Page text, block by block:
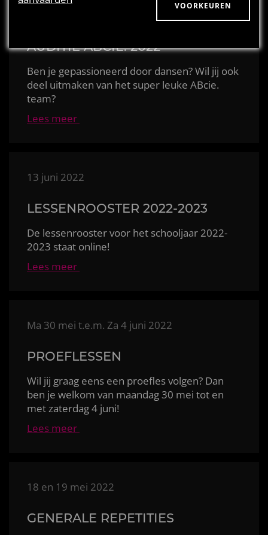
AUDITIE ABCIE. 2022
Ben je gepassioneerd door dansen? Wil jij ook
deel uitmaken van het super leuke ABcie.
team?
Lees meer
13 juni 2022
LESSENROOSTER 2022-2023
De lessenrooster voor het schooljaar 2022-
2023 staat online!
Lees meer
Ma 30 mei t.e.m. Za 4 juni 2022
PROEFLESSEN
Wil jij graag eens een proefles volgen? Dan
ben je welkom van maandag 30 mei tot en
met zaterdag 4 juni!
Lees meer
18 en 19 mei 2022
GENERALE REPETITIES
uitsluitend gebruikt worden door de eigenaar van de
cookies en zijn bijna altijd afkomstig van derden.
VOORKEUREN